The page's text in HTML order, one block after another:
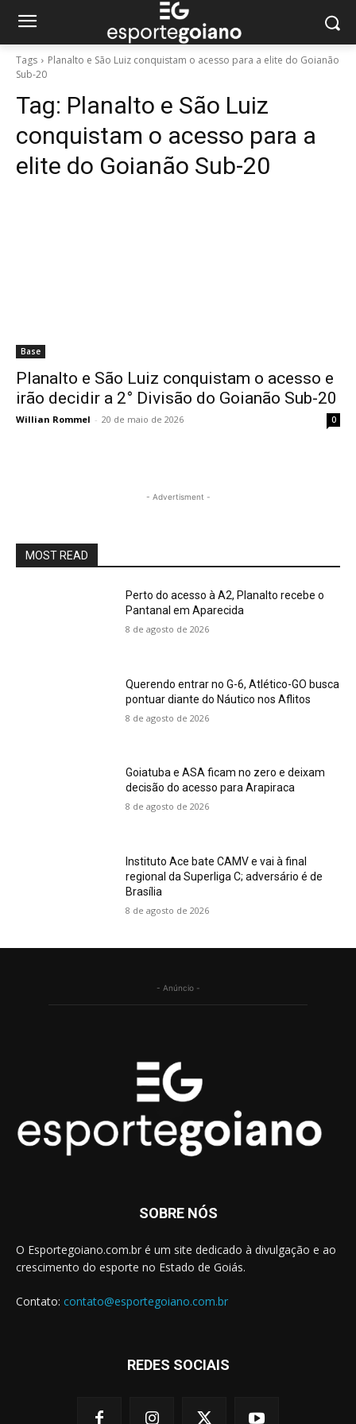
Tags
Planalto e São Luiz conquistam o acesso para a elite do Goianão
Sub-20
Tag: Planalto e São Luiz
conquistam o acesso para a
elite do Goianão Sub-20
Base
Planalto e São Luiz conquistam o acesso e
irão decidir a 2° Divisão do Goianão Sub-20
Willian Rommel - 20 de maio de 2026 0
- Advertisment -
MOST READ
Perto do acesso à A2, Planalto recebe o
Pantanal em Aparecida
8 de agosto de 2026
Querendo entrar no G-6, Atlético-GO busca
pontuar diante do Náutico nos Aflitos
8 de agosto de 2026
Goiatuba e ASA ficam no zero e deixam
decisão do acesso para Arapiraca
8 de agosto de 2026
Instituto Ace bate CAMV e vai à final
regional da Superliga C; adversário é de
Brasília
8 de agosto de 2026
- Anúncio -
SOBRE NÓS
O Esportegoiano.com.br é um site dedicado à divulgação e ao
crescimento do esporte no Estado de Goiás.
Contato: contato@esportegoiano.com.br
REDES SOCIAIS